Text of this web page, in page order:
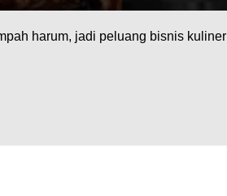
harum, jadi peluang bisnis kuliner